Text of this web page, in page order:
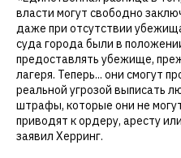
власти могут свободно
даже при отсутствии
суда города были в
предоставлять убежище,
лагеря. Теперь... они смогут
реальной угрозой выписать
штрафы, которые они не
приводят к ордеру, аресту
заявил Херринг.